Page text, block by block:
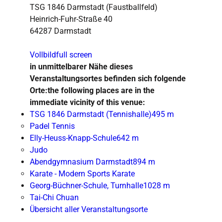
TSG 1846 Darmstadt (Faustballfeld)
Heinrich-Fuhr-Straße 40
64287 Darmstadt
Vollbildfull screen
in unmittelbarer Nähe dieses
Veranstaltungsortes befinden sich folgende
Orte:the following places are in the
immediate vicinity of this venue:
TSG 1846 Darmstadt (Tennishalle)495 m
Padel Tennis
Elly-Heuss-Knapp-Schule642 m
Judo
Abendgymnasium Darmstadt894 m
Karate - Modern Sports Karate
Georg-Büchner-Schule, Turnhalle1028 m
Tai-Chi Chuan
Übersicht aller Veranstaltungsorte